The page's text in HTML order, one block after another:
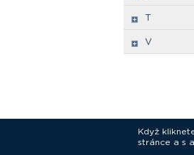
T
V
Když
stránce a s